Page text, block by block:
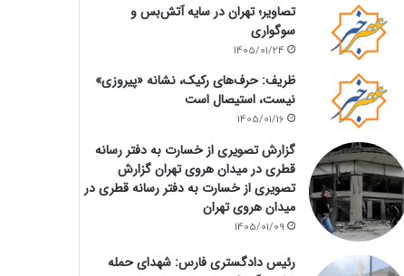
تصاویر؛ تهران در سایه آتش‌بس و
سوگواری
1405/01/24
ظریف: حرف‌های رکیک، نشانه «پیروزی»
نیست، استیصال است
1405/01/16
گزارش تصویری از خسارت به دفتر رسانه
قطری در میدان هروی تهران گزارش
تصویری از خسارت به دفتر رسانه قطری در
میدان هروی تهران
1405/01/09
رئیس دادگستری فارس: شهدای حمله